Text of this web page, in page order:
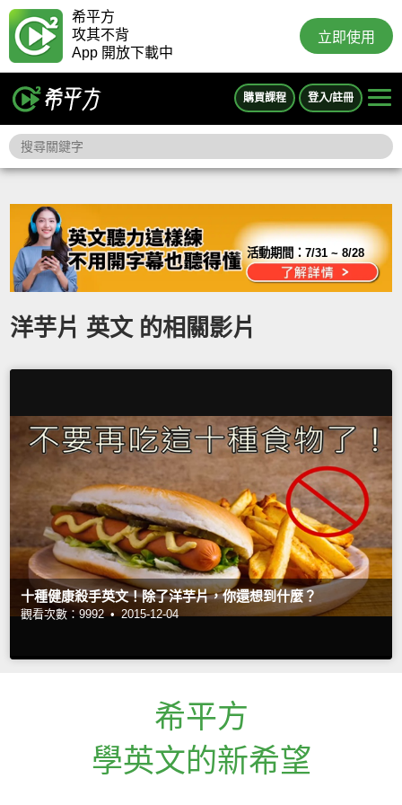
希平方
攻其不背
App 開放下載中
立即使用
購買課程 登入/註冊
活動期間：7/31 ~ 8/28
洋芋片 英文 的相關影片
十種健康殺手英文！除了洋芋片，你還想到什麼？
觀看次數：9992 • 2015-12-04
希平方
學英文的新希望